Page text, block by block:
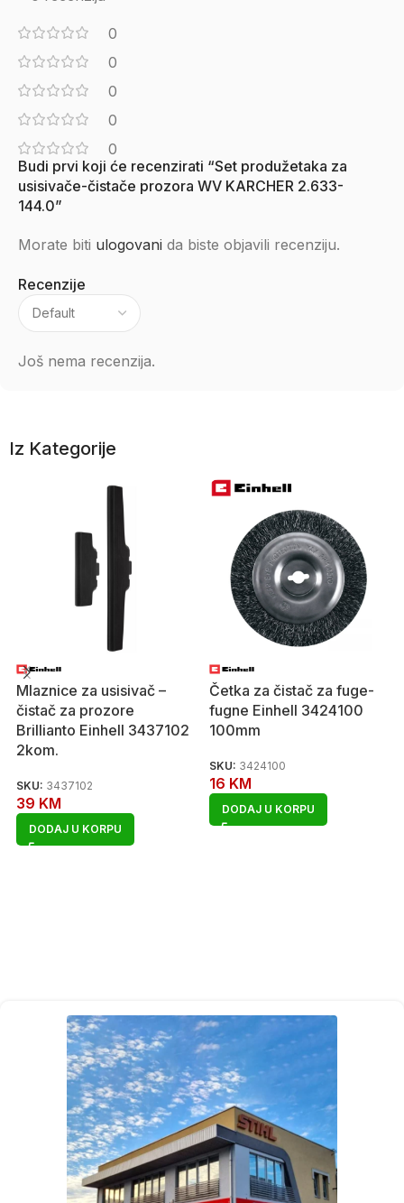
0
0
0
0
0
Recenzije
Još nema recenzija.
Budi prvi koji će recenzirati “Set produžetaka za
usisivače-čistače prozora WV KARCHER 2.633-
144.0”
Morate biti ulogovani da biste objavili recenziju.
Iz Kategorije
Mlaznice za usisivač –
čistač za prozore
Brillianto Einhell 3437102
2kom.
SKU: 3437102
39 KM
DODAJ U KORPU
Četka za čistač za fuge-
fugne Einhell 3424100
100mm
SKU: 3424100
16 KM
DODAJ U KORPU